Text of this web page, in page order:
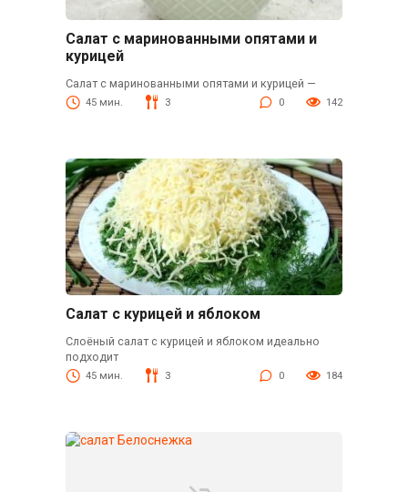
Салат с маринованными опятами и
курицей
Салат с маринованными опятами и курицей —
45 мин. 3 0 142
Салат с курицей и яблоком
Слоёный салат с курицей и яблоком идеально
подходит
45 мин. 3 0 184